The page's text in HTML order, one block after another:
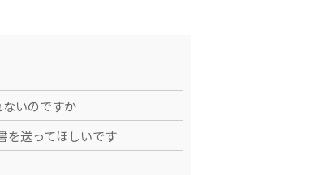
いのですか
を送ってほしいです